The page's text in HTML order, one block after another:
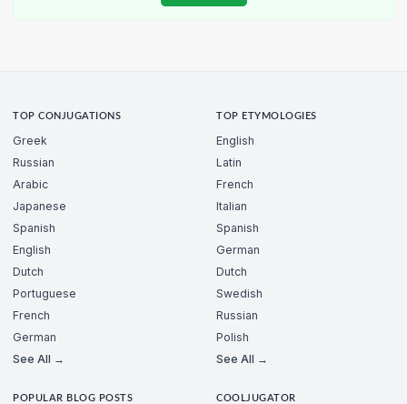
TOP CONJUGATIONS
Greek
Russian
Arabic
Japanese
Spanish
English
Dutch
Portuguese
French
German
See All →
TOP ETYMOLOGIES
English
Latin
French
Italian
Spanish
German
Dutch
Swedish
Russian
Polish
See All →
POPULAR BLOG POSTS COOLJUGATOR